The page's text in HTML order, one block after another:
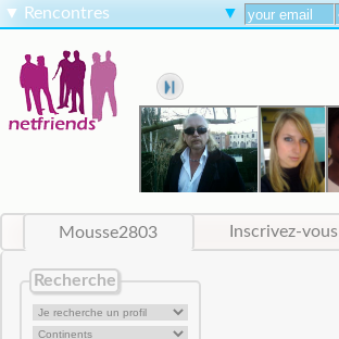
▼ Rencontres ▼
Mousse2803 Inscrivez-vous
Recherche